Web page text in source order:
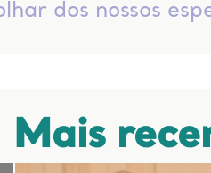
dos nossos
Mais